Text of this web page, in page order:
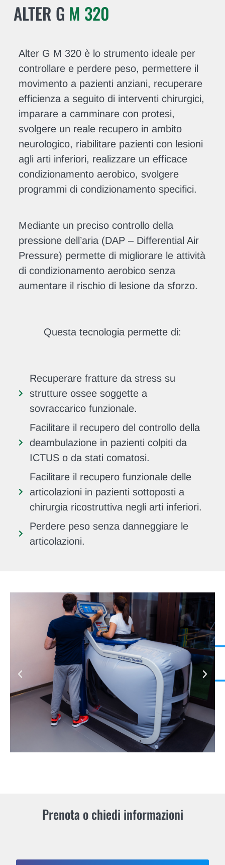
ALTER G M 320
Alter G M 320 è lo strumento ideale per
controllare e perdere peso, permettere il
movimento a pazienti anziani, recuperare
efficienza a seguito di interventi chirurgici,
imparare a camminare con protesi,
svolgere un reale recupero in ambito
neurologico, riabilitare pazienti con lesioni
agli arti inferiori, realizzare un efficace
condizionamento aerobico, svolgere
programmi di condizionamento specifici.
Mediante un preciso controllo della
pressione dell’aria (DAP – Differential Air
Pressure) permette di migliorare le attività
di condizionamento aerobico senza
aumentare il rischio di lesione da sforzo.
Questa tecnologia permette di:
Recuperare fratture da stress su
strutture ossee soggette a
sovraccarico funzionale.
Facilitare il recupero del controllo della
deambulazione in pazienti colpiti da
ICTUS o da stati comatosi.
Facilitare il recupero funzionale delle
articolazioni in pazienti sottoposti a
chirurgia ricostruttiva negli arti inferiori.
Perdere peso senza danneggiare le
articolazioni.
Prenota o chiedi informazioni